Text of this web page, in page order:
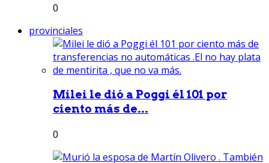
0
provinciales
Milei le dió a Poggi él 101 por
ciento más de...
0